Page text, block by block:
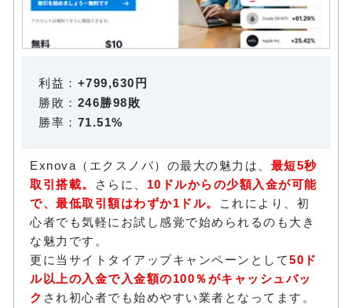
利益： +799,630円
勝敗： 246勝98敗
勝率： 71.51%
Exnova（エクスノバ）の最大の魅力は、 最短5秒
取引搭載。
さらに、 10ドルからの少額入金が可能
で、最低取引額はわずか1ドル。
これにより、初
心者でも気軽にお試し感覚で始められるのも大き
な魅力です。
更に当サイトタイアップキャンペーンとして50ド
ル以上の入金で入金額の100％がキャッシュバッ
ク され初心者でも始めやすい業者となってます。